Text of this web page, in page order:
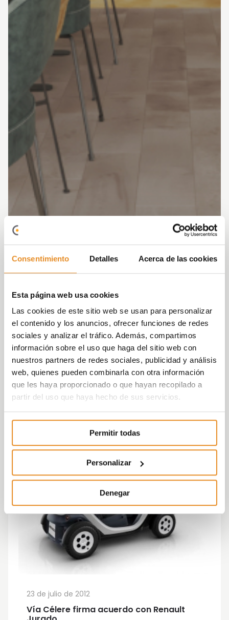
Consentimiento Detalles Acerca de las cookies
Esta página web usa cookies
Las cookies de este sitio web se usan para personalizar
el contenido y los anuncios, ofrecer funciones de redes
sociales y analizar el tráfico. Además, compartimos
información sobre el uso que haga del sitio web con
nuestros partners de redes sociales, publicidad y análisis
web, quienes pueden combinarla con otra información
que les haya proporcionado o que hayan recopilado a
partir del uso que haya hecho de sus servicios.
Permitir todas
Personalizar
Denegar
Vía Célere firma acuerdo con Renault
23 de julio de 2012